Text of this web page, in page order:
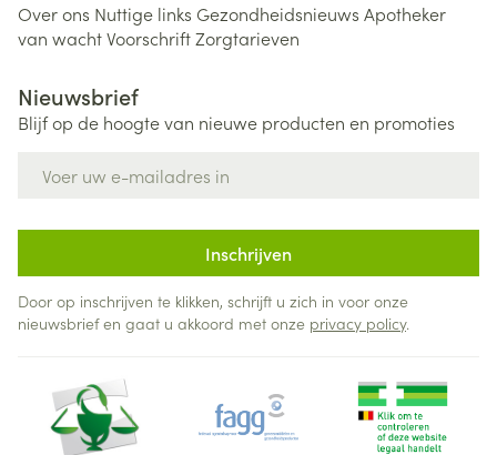
Over ons Nuttige links Gezondheidsnieuws Apotheker
van wachtVoorschriftZorgtarieven
Nieuwsbrief
Blijf op de hoogte van nieuwe producten en promoties
Inschrijven
Door op inschrijven te klikken, schrijft u zich in voor onze
nieuwsbrief en gaat u akkoord met onze privacy policy.